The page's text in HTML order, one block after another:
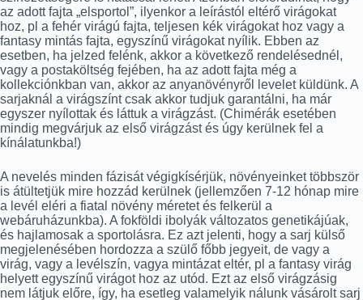
az adott fajta „elsportol”, ilyenkor a leírástól eltérő virágokat
hoz, pl a fehér virágú fajta, teljesen kék virágokat hoz vagy a
fantasy mintás fajta, egyszínű virágokat nyílik. Ebben az
esetben, ha jelzed felénk, akkor a következő rendelésednél,
vagy a postaköltség fejében, ha az adott fajta még a
kollekciónkban van, akkor az anyanövényről levelet küldünk. A
sarjaknál a virágszínt csak akkor tudjuk garantálni, ha már
egyszer nyílottak és láttuk a virágzást. (Chimérák esetében
mindig megvárjuk az első virágzást és úgy kerülnek fel a
kínálatunkba!)
A nevelés minden fázisát végigkísérjük, növényeinket többször
is átültetjük mire hozzád kerülnek (jellemzően 7-12 hónap mire
a levél eléri a fiatal növény méretet és felkerül a
webáruházunkba). A fokföldi ibolyák változatos genetikájúak,
és hajlamosak a sportolásra. Ez azt jelenti, hogy a sarj külső
megjelenésében hordozza a szülő főbb jegyeit, de vagy a
virág, vagy a levélszín, vagya mintázat eltér, pl a fantasy virág
helyett egyszínű virágot hoz az utód. Ezt az első virágzásig
nem látjuk előre, így, ha esetleg valamelyik nálunk vásárolt sarj